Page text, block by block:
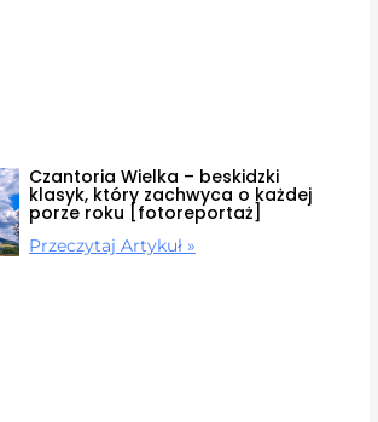
Czantoria Wielka – beskidzki
klasyk, który zachwyca o każdej
porze roku [fotoreportaż]
Przeczytaj Artykuł »